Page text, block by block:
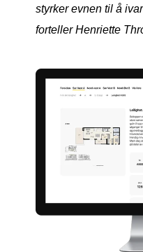
styrker evnen til å
forteller Henriette